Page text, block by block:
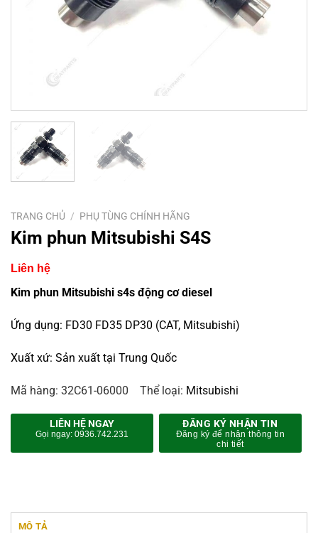
TRANG CHỦ / PHỤ TÙNG CHÍNH HÃNG
Kim phun Mitsubishi S4S
Liên hệ
Kim phun Mitsubishi s4s động cơ diesel
Ứng dụng: FD30 FD35 DP30 (CAT, Mitsubishi)
Xuất xứ: Sản xuất tại Trung Quốc
Mã hàng: 32C61-06000 Thể loại: Mitsubishi
LIÊN HỆ NGAY
Gọi ngay: 0936.742.231
ĐĂNG KÝ NHẬN TIN
Đăng ký để nhận thông tin
chi tiết
MÔ TẢ